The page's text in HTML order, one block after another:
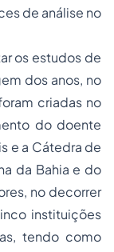
de análise no
os estudos de
dos anos, no
criadas no
do doente
e a Cátedra de
da Bahia e do
no decorrer
instituições
tendo como